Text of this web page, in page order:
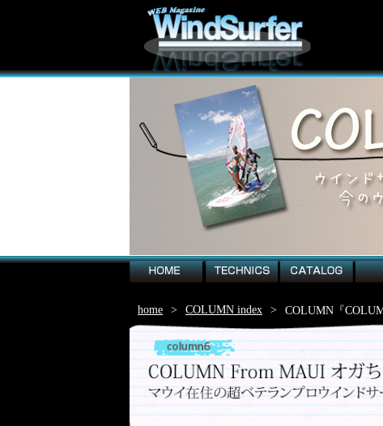
technics
home > COLUMN index > COLUMN『